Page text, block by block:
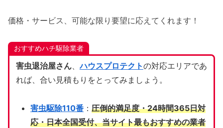
価格・サービス、可能な限り要望に応えてくれます！
おすすめハチ駆除業者
害虫退治屋さん、ハウスプロテクトの対応エリアであ
れば、合い見積もりをとってみましょう。
害虫駆除110番： 圧倒的満足度・24時間365日対
応・日本全国受付、当サイト最もおすすめの業者